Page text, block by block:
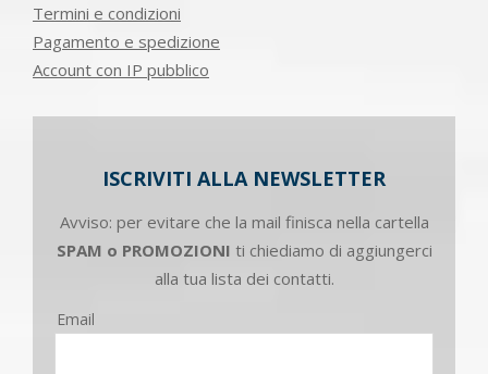
Termini e condizioni
Pagamento e spedizione
Account con IP pubblico
ISCRIVITI ALLA NEWSLETTER
Avviso: per evitare che la mail finisca nella cartella
SPAM o PROMOZIONI ti chiediamo di aggiungerci
alla tua lista dei contatti.
Email